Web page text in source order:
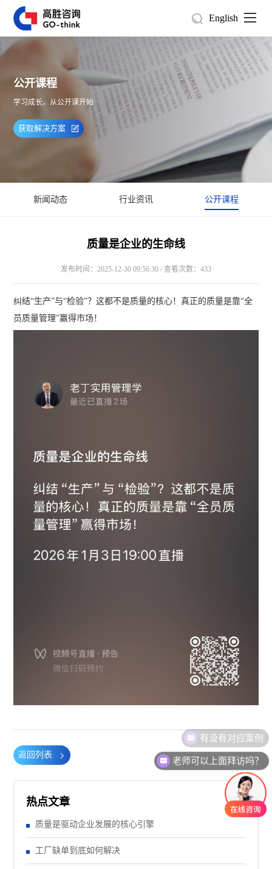
English
公开课程
学习成长，从公开课开始
获取解决方案
新闻动态 行业资讯 公开课程
质量是企业的生命线
发布时间：2025-12-30 09:56:30 / 查看次数：433
纠结“生产”与“检验”？这都不是质量的核心！真正的质量是靠“全
员质量管理”赢得市场！
返回列表
热点文章
质量是驱动企业发展的核心引擎
工厂缺单到底如何解决
有没有对应案例
老师可以上面拜访吗？